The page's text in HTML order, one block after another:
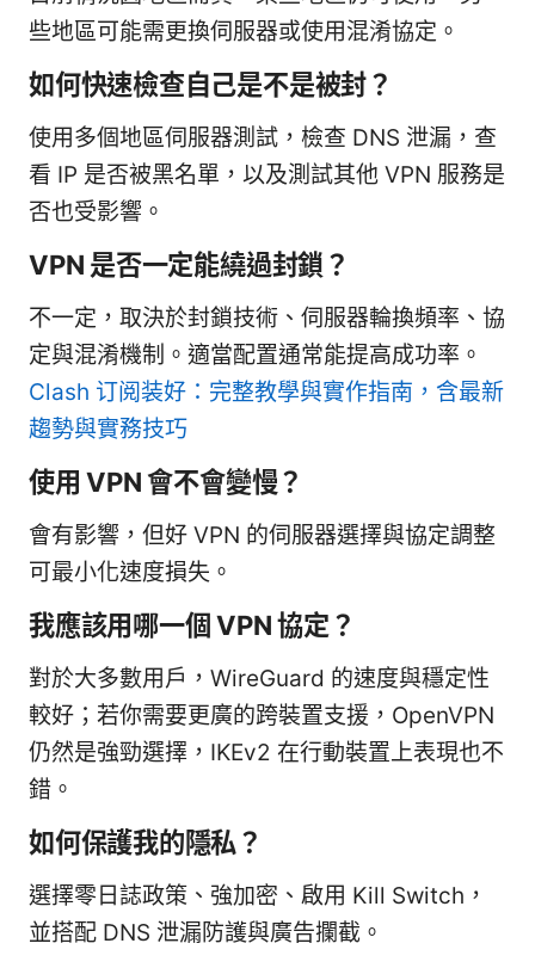
些地區可能需更換伺服器或使用混淆協定。
如何快速檢查自己是不是被封？
使用多個地區伺服器測試，檢查 DNS 泄漏，查
看 IP 是否被黑名單，以及測試其他 VPN 服務是
否也受影響。
VPN 是否一定能繞過封鎖？
不一定，取決於封鎖技術、伺服器輪換頻率、協
定與混淆機制。適當配置通常能提高成功率。
Clash 订阅装好：完整教學與實作指南，含最新
趨勢與實務技巧
使用 VPN 會不會變慢？
會有影響，但好 VPN 的伺服器選擇與協定調整
可最小化速度損失。
我應該用哪一個 VPN 協定？
對於大多數用戶，WireGuard 的速度與穩定性
較好；若你需要更廣的跨裝置支援，OpenVPN
仍然是強勁選擇，IKEv2 在行動裝置上表現也不
錯。
如何保護我的隱私？
選擇零日誌政策、強加密、啟用 Kill Switch，
並搭配 DNS 泄漏防護與廣告攔截。